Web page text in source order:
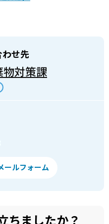
せ先
対策課
ールフォーム
ちましたか？